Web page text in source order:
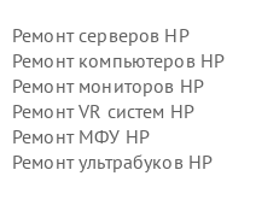
Ремонт серверов HP
Ремонт компьютеров HP
Ремонт мониторов HP
Ремонт VR систем HP
Ремонт МФУ HP
Ремонт ультрабуков HP